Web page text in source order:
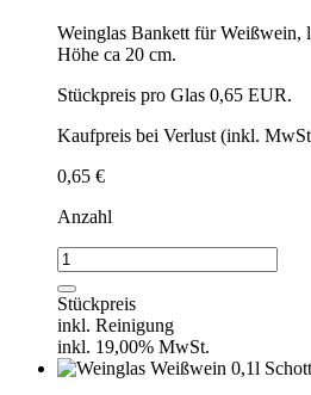
Weinglas Bankett für Weißwein,
Höhe ca 20 cm.
Stückpreis pro Glas 0,65 EUR.
Kaufpreis bei Verlust (inkl.
0,65 €
Anzahl
Weinglas
Weißwein
0,1l
Schott
Zwiesel
/
Stückpreis
inkl. Reinigung
inkl. 19,00% MwSt.